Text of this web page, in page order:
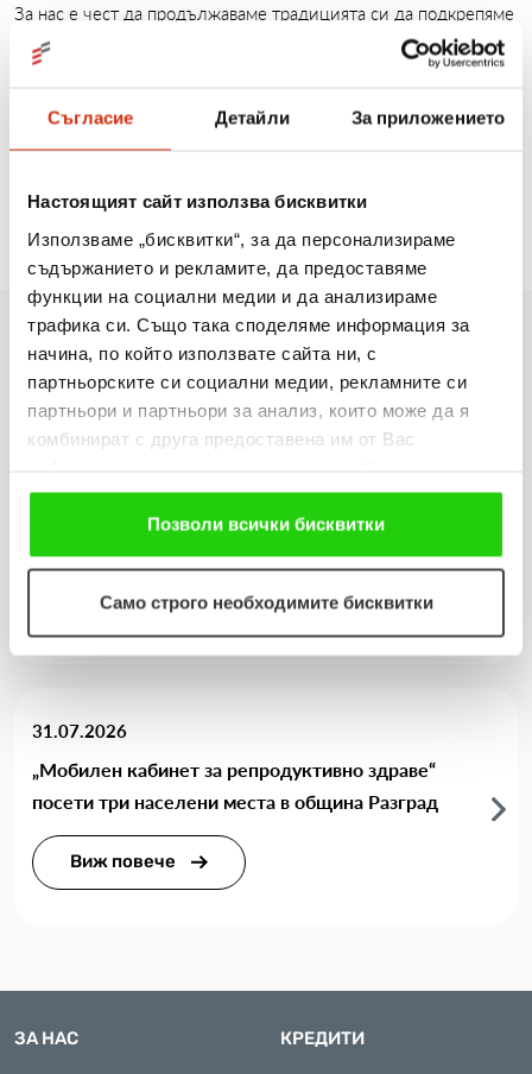
Съгласие Детайли За приложението
Настоящият сайт използва бисквитки
Използваме „бисквитки“, за да персонализираме
съдържанието и рекламите, да предоставяме
функции на социални медии и да анализираме
трафика си. Също така споделяме информация за
начина, по който използвате сайта ни, с
партньорските си социални медии, рекламните си
партньори и партньори за анализ, които може да я
комбинират с друга предоставена им от Вас
ползването от Ваша страна на услугите им. Ако
продължавате да използвате нашия уебсайт, Вие се
съгласявате с нашите "бисквитки".
Позволи всички бисквитки
Само строго необходимите бисквитки
За нас е чест да продължаваме традицията си да подкрепяме
спортни събития от такъв мащаб, които възпитават труд,
дисциплина и отборен дух у децата. Поздравяваме всички
които донесоха на публиката и им пожелаваме още много
Още новини
сбъднати желания и 203 изненади
Виж повече
31.07.2026
„Мобилен кабинет за репродуктивно здраве“
посети три населени места в община Разград
Виж повече
ЗА НАС КРЕДИТИ